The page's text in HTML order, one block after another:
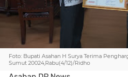
Foto: Bupati Asahan H Surya Terima
Sumut 20024,Rabu(4/12)/Ridho